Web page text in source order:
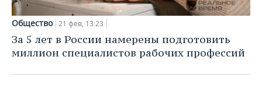
Общество 21 фев, 13:23
За 5 лет в России намерены подготовить
миллион специалистов рабочих профессий